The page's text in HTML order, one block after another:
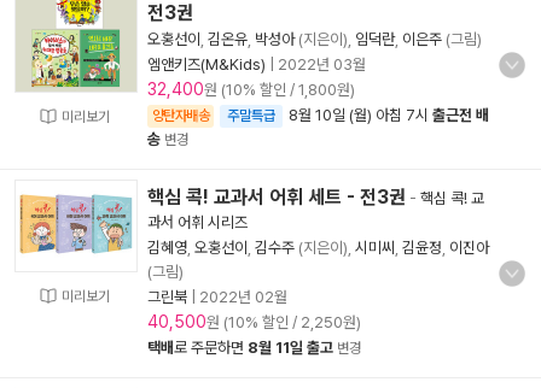
미리보기
전3권
오홍선이 김온유 박성아(지은이), 임덕란, 이은주 (그림)
엠앤키즈(M&Kids)
2022년 03월
32,400원 (10% 할인 / 1,800원)
양탄자배송 주말특급 8월 10일 (월) 아침 7시 출근전 배
송 변경
미리보기
핵심 콕! 교과서 어휘 세트 - 전3권 - 핵심 콕! 교
과서 어휘 시리즈
김혜영 오홍선이 김수주 (지은이), 시미씨 김윤정 이진아
(그림)
그린북
2022년 02월
40,500원 (10% 할인 / 2,250원)
택배로 주문하면 8월 11일 출고 변경